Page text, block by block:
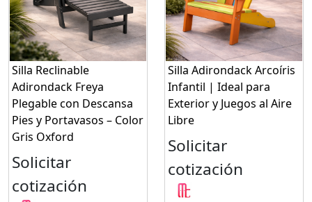
Silla Reclinable
Adirondack Freya
Plegable con Descansa
Pies y Portavasos – Color
Gris Oxford
Solicitar
cotización
Silla Adirondack Arcoíris
Infantil | Ideal para
Exterior y Juegos al Aire
Libre
Solicitar
cotización